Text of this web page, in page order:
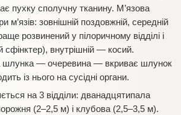
пухку сполучну тканину. М’язова
зовнішній поздовжній, середній
розвинений у пілоричному відділі і
сфінктер), внутрішній — косий.
шлунка — очеревина — вкриває шлунок
із нього на сусідні органи.
на 3 відділи: дванадцятипала
(2–2,5 м) і клубова (2,5–3,5 м).